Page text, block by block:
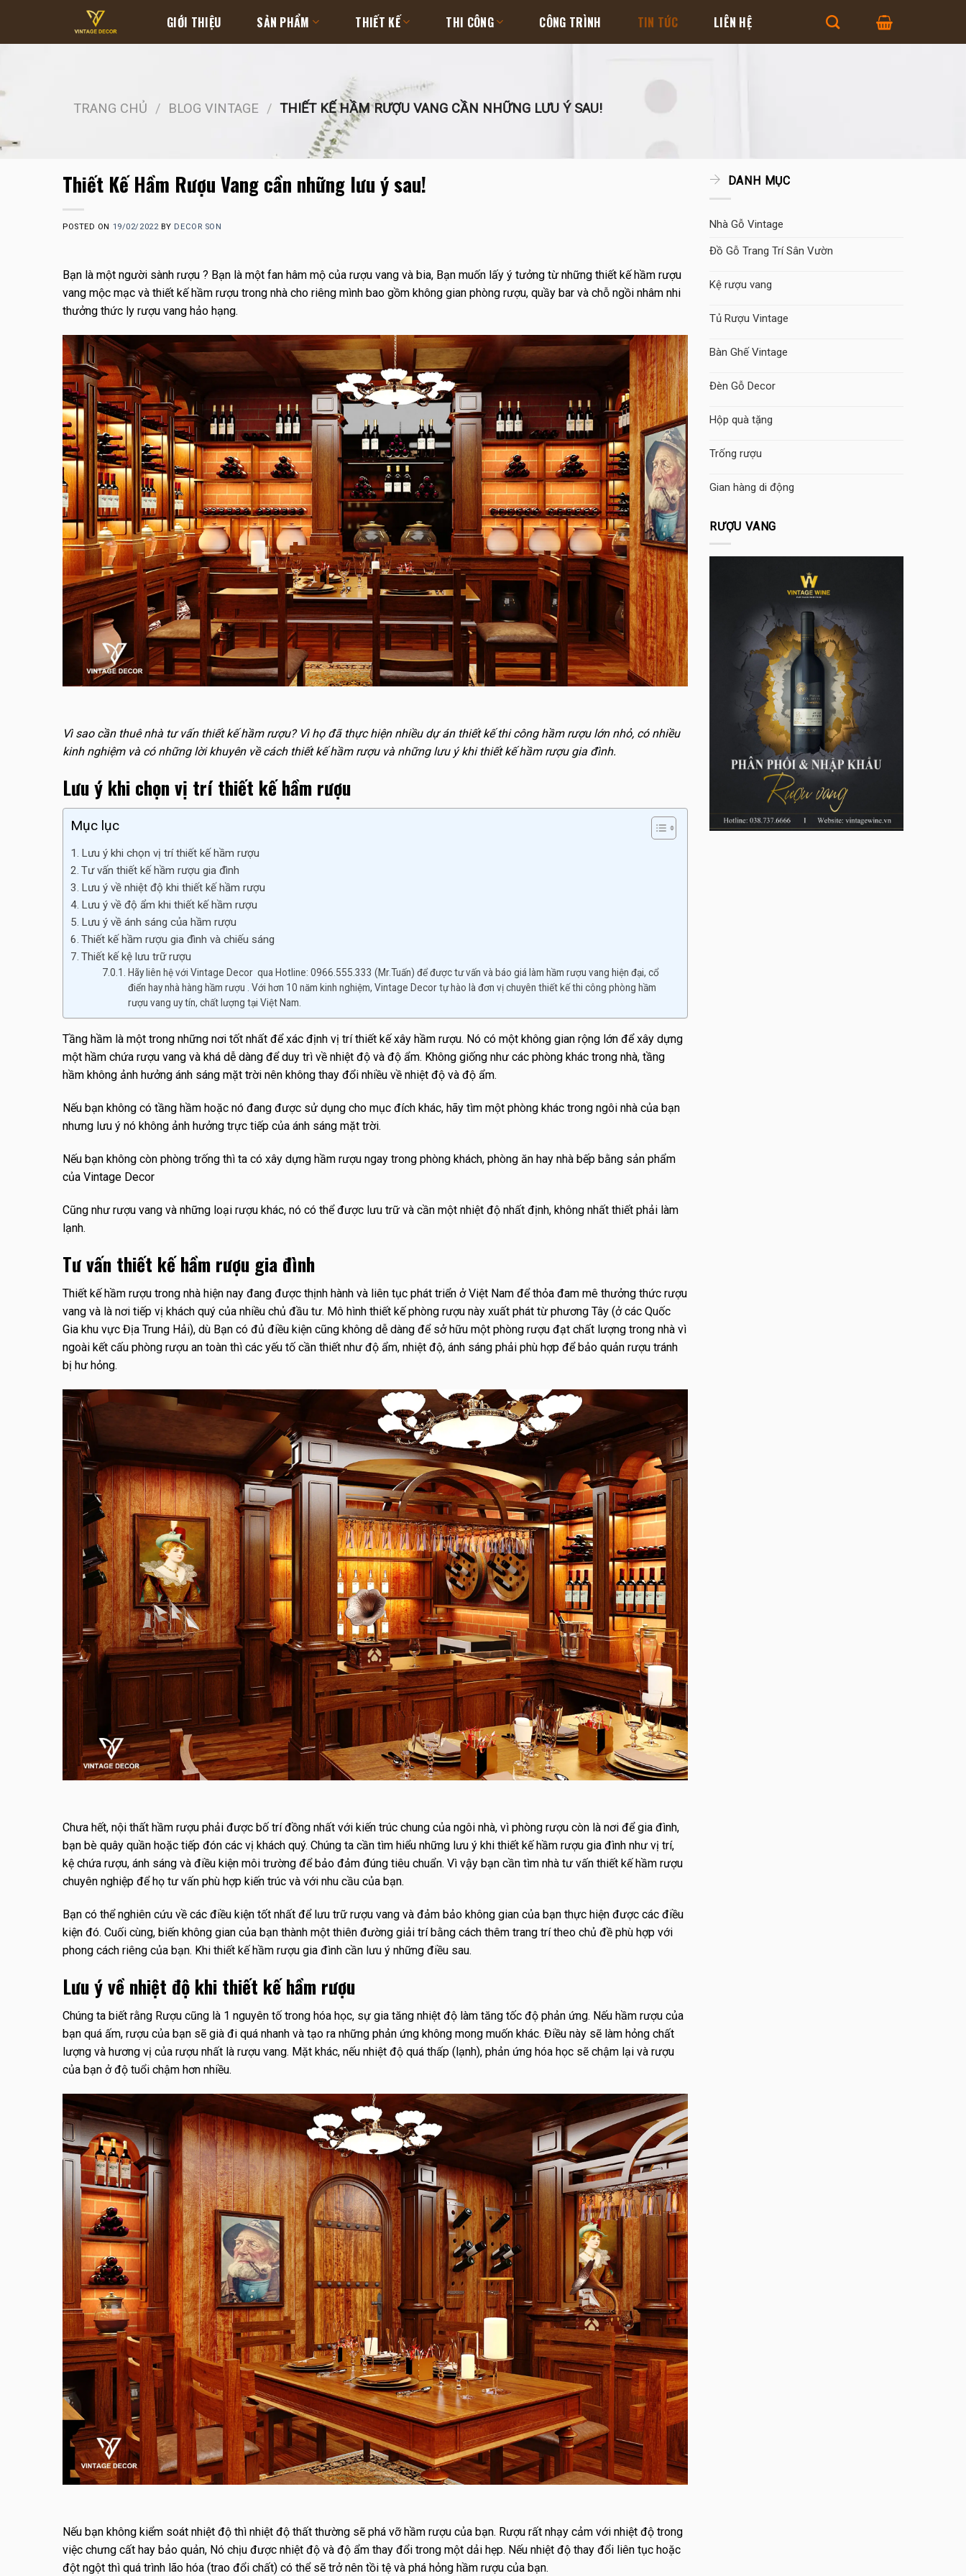
content
GIỚI THIỆU SẢN PHẨM THIẾT KẾ THI CÔNG CÔNG TRÌNH TIN TỨC LIÊN HỆ
TRANG CHỦ / BLOG VINTAGE / THIẾT KẾ HẦM RƯỢU VANG CẦN NHỮNG LƯU Ý SAU!
Thiết Kế Hầm Rượu Vang cần những lưu ý sau!
POSTED ON 19/02/2022BY DECOR SON
Bạn là một người sành rượu ? Bạn là một fan hâm mộ của rượu vang và bia, Bạn muốn lấy ý tưởng từ những thiết kế hầm rượu
vang mộc mạc và thiết kế hầm rượu trong nhà cho riêng mình bao gồm không gian phòng rượu, quầy bar và chỗ ngồi nhâm nhi
thưởng thức ly rượu vang hảo hạng.
Vì sao cần thuê nhà tư vấn thiết kế hầm rượu? Vì họ đã thực hiện nhiều dự án thiết kế thi công hầm rượu lớn nhỏ, có nhiều
kinh nghiệm và có những lời khuyên về cách thiết kế hầm rượu và những lưu ý khi thiết kế hầm rượu gia đình.
Lưu ý khi chọn vị trí thiết kế hầm rượu
Mục lục
Lưu ý khi chọn vị trí thiết kế hầm rượu
Tư vấn thiết kế hầm rượu gia đình
Lưu ý về nhiệt độ khi thiết kế hầm rượu
Lưu ý về độ ẩm khi thiết kế hầm rượu
Lưu ý về ánh sáng của hầm rượu
Thiết kế hầm rượu gia đình và chiếu sáng
Thiết kế kệ lưu trữ rượu
Hãy liên hệ với Vintage Decor qua Hotline: 0966.555.333 (Mr.Tuấn) để được tư vấn và báo giá làm hầm rượu vang hiện đại, cổ
điển hay nhà hàng hầm rượu . Với hơn 10 năm kinh nghiệm, Vintage Decor tự hào là đơn vị chuyên thiết kế thi công phòng hầm
rượu vang uy tín, chất lượng tại Việt Nam.
Tầng hầm là một trong những nơi tốt nhất để xác định vị trí thiết kế xây hầm rượu. Nó có một không gian rộng lớn để xây dựng
một hầm chứa rượu vang và khá dễ dàng để duy trì về nhiệt độ và độ ẩm. Không giống như các phòng khác trong nhà, tầng
hầm không ảnh hưởng ánh sáng mặt trời nên không thay đổi nhiều về nhiệt độ và độ ẩm.
Nếu bạn không có tầng hầm hoặc nó đang được sử dụng cho mục đích khác, hãy tìm một phòng khác trong ngôi nhà của bạn
nhưng lưu ý nó không ảnh hưởng trực tiếp của ánh sáng mặt trời.
Nếu bạn không còn phòng trống thì ta có xây dựng hầm rượu ngay trong phòng khách, phòng ăn hay nhà bếp bằng sản phẩm
của Vintage Decor
Cũng như rượu vang và những loại rượu khác, nó có thể được lưu trữ và cần một nhiệt độ nhất định, không nhất thiết phải làm
lạnh.
Tư vấn thiết kế hầm rượu gia đình
Thiết kế hầm rượu trong nhà hiện nay đang được thịnh hành và liên tục phát triển ở Việt Nam để thỏa đam mê thưởng thức rượu
vang và là nơi tiếp vị khách quý của nhiều chủ đầu tư. Mô hình thiết kế phòng rượu này xuất phát từ phương Tây (ở các Quốc
Gia khu vực Địa Trung Hải), dù Bạn có đủ điều kiện cũng không dễ dàng để sở hữu một phòng rượu đạt chất lượng trong nhà vì
ngoài kết cấu phòng rượu an toàn thì các yếu tố cần thiết như độ ẩm, nhiệt độ, ánh sáng phải phù hợp để bảo quản rượu tránh
bị hư hỏng.
Chưa hết, nội thất hầm rượu phải được bố trí đồng nhất với kiến trúc chung của ngôi nhà, vì phòng rượu còn là nơi để gia đình,
bạn bè quây quần hoặc tiếp đón các vị khách quý. Chúng ta cần tìm hiểu những lưu ý khi thiết kế hầm rượu gia đình như vị trí,
kệ chứa rượu, ánh sáng và điều kiện môi trường để bảo đảm đúng tiêu chuẩn. Vì vậy bạn cần tìm nhà tư vấn thiết kế hầm rượu
chuyên nghiệp để họ tư vấn phù hợp kiến trúc và với nhu cầu của bạn.
Bạn có thể nghiên cứu về các điều kiện tốt nhất để lưu trữ rượu vang và đảm bảo không gian của bạn thực hiện được các điều
kiện đó. Cuối cùng, biến không gian của bạn thành một thiên đường giải trí bằng cách thêm trang trí theo chủ đề phù hợp với
phong cách riêng của bạn. Khi thiết kế hầm rượu gia đình cần lưu ý những điều sau.
Lưu ý về nhiệt độ khi thiết kế hầm rượu
Chúng ta biết rằng Rượu cũng là 1 nguyên tố trong hóa học, sự gia tăng nhiệt độ làm tăng tốc độ phản ứng. Nếu hầm rượu của
bạn quá ấm, rượu của bạn sẽ già đi quá nhanh và tạo ra những phản ứng không mong muốn khác. Điều này sẽ làm hỏng chất
lượng và hương vị của rượu nhất là rượu vang. Mặt khác, nếu nhiệt độ quá thấp (lạnh), phản ứng hóa học sẽ chậm lại và rượu
của bạn ở độ tuổi chậm hơn nhiều.
Nếu bạn không kiểm soát nhiệt độ thì nhiệt độ thất thường sẽ phá vỡ hầm rượu của bạn. Rượu rất nhạy cảm với nhiệt độ trong
việc chưng cất hay bảo quản, Nó chịu được nhiệt độ và độ ẩm thay đổi trong một dải hẹp. Nếu nhiệt độ thay đổi liên tục hoặc
đột ngột thì quá trình lão hóa (trao đổi chất) có thể sẽ trở nên tồi tệ và phá hỏng hầm rượu của bạn.
DANH MỤC
Nhà Gỗ Vintage
Đồ Gỗ Trang Trí Sân Vườn
Kệ rượu vang
Tủ Rượu Vintage
Bàn Ghế Vintage
Đèn Gỗ Decor
Hộp quà tặng
Trống rượu
Gian hàng di động
RƯỢU VANG